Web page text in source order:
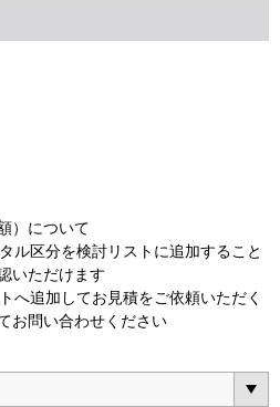
）について
ル区分を検討リストに追加すること
いただけます
へ追加してお見積をご依頼いただく
お問い合わせください